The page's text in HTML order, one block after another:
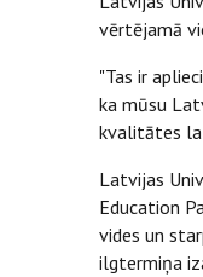
vērtējamā
"Tas ir
ka mūsu
kvalitātes
Latvijas
Education
vides un
ilgtermiņa